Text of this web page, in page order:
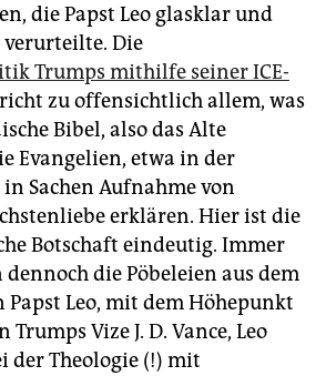
die Papst Leo glasklar und
Die
Trumps mithilfe seiner ICE-
zu offensichtlich allem, was
Bibel, also das Alte
Evangelien, etwa in der
Sachen Aufnahme von
erklären. Hier ist die
Botschaft eindeutig. Immer
die Pöbeleien aus dem
Papst Leo, mit dem Höhepunkt
Vize J. D. Vance, Leo
der Theologie (!) mit